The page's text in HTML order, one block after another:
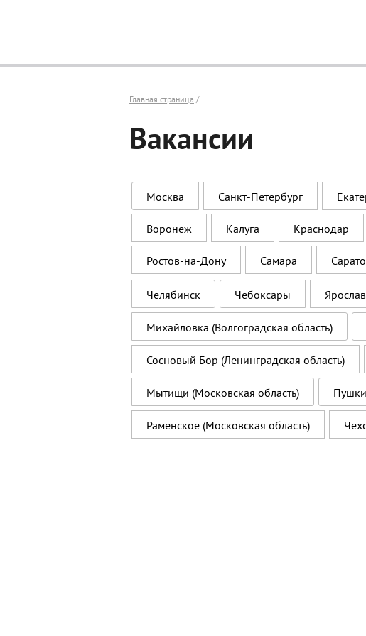
Главная страница /
Вакансии
Москва Санкт‑Петербург
Воронеж Калуга Краснодар
Ростов‑на‑Дону Самара
Челябинск Чебоксары
Михайловка (Волгоградская область)
Сосновый Бор (Ленинградская область)
Мытищи (Московская область)
Раменское (Московская область)